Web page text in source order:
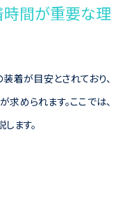
時間が重要な理
着が目安とされており、
められます。ここでは、
ます。